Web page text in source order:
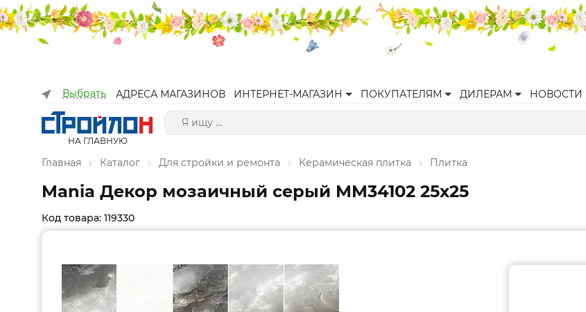
Выбрать АДРЕСА МАГАЗИНОВ ИНТЕРНЕТ-МАГАЗИН ПОКУПАТЕЛЯМ ДИЛЕРАМ НОВОСТИ
НА ГЛАВНУЮ
Главная Каталог Для стройки и ремонта Керамическая плитка Плитка
Mania Декор мозаичный серый MM34102 25х25
Код товара: 119330